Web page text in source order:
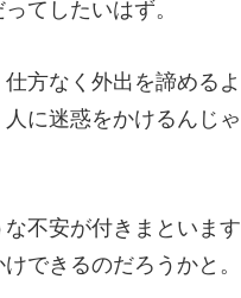
てしたいはず。
方なく外出を諦める
に迷惑をかけるんじ
不安が付きまといま
できるのだろうかと。